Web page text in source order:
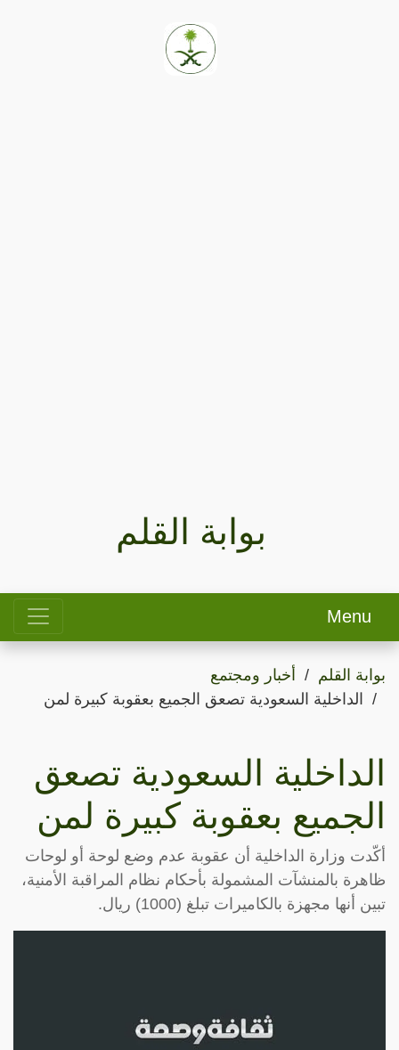
بوابة القلم
Menu
بوابة القلم
أخبار ومجتمع
الداخلية السعودية تصعق الجميع بعقوبة كبيرة لمن
الداخلية السعودية تصعق
الجميع بعقوبة كبيرة لمن
أكّدت وزارة الداخلية أن عقوبة عدم وضع لوحة أو لوحات
ظاهرة بالمنشآت المشمولة بأحكام نظام المراقبة الأمنية،
تبين أنها مجهزة بالكاميرات تبلغ (1000) ريال.